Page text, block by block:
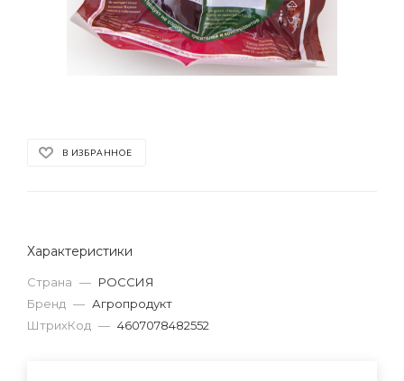
В ИЗБРАННОЕ
Характеристики
Страна — РОССИЯ
Бренд — Агропродукт
ШтрихКод — 4607078482552